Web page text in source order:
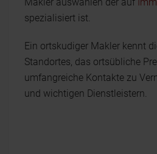
spezialisiert ist.
Ein ortskudiger Makler kennt
Standortes, das ortsübliche
umfangreiche Kontakte zu
und wichtigen Dienstleistern.